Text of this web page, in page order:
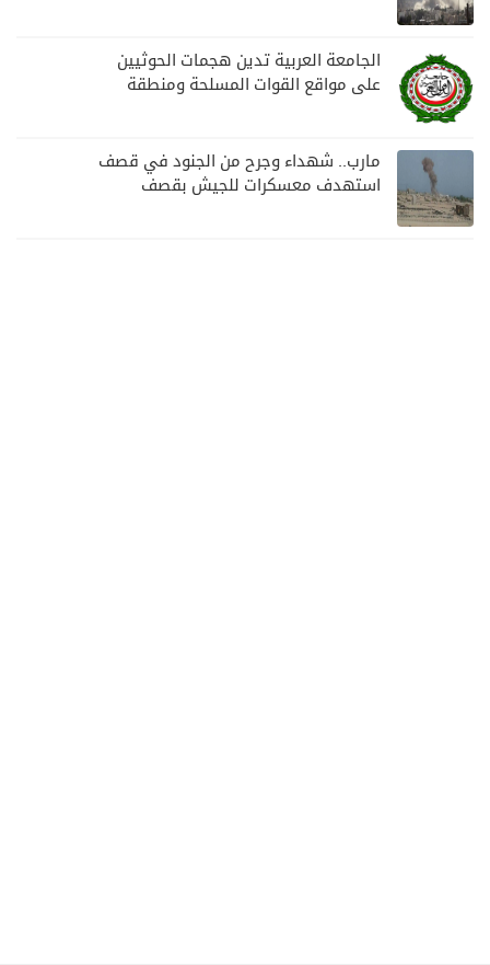
الجامعة العربية تدين هجمات الحوثيين
على مواقع القوات المسلحة ومنطقة
مارب.. شهداء وجرح من الجنود في قصف
استهدف معسكرات للجيش بقصف